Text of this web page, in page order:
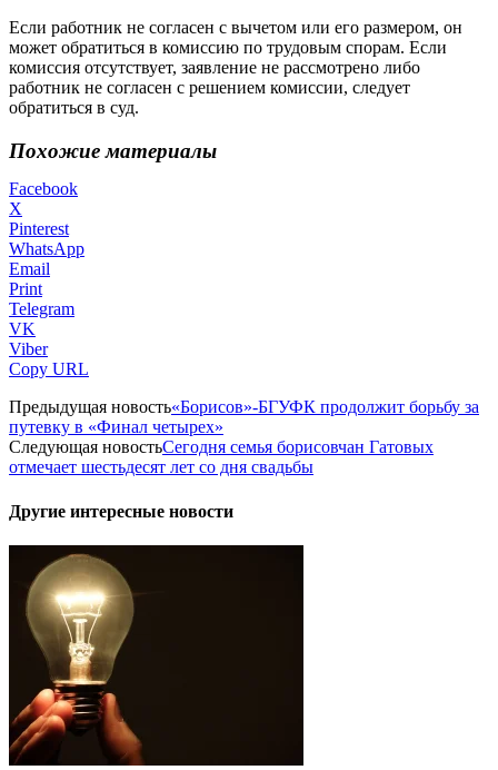
Если работник не согласен с вычетом или его размером, он
может обратиться в комиссию по трудовым спорам. Если
комиссия отсутствует, заявление не рассмотрено либо
работник не согласен с решением комиссии, следует
обратиться в суд.
Похожие материалы
Facebook
X
Pinterest
WhatsApp
Email
Print
Telegram
VK
Viber
Copy URL
Предыдущая новость«Борисов»-БГУФК продолжит борьбу за
путевку в «Финал четырех»
Следующая новостьСегодня семья борисовчан Гатовых
отмечает шестьдесят лет со дня свадьбы
Другие интересные новости